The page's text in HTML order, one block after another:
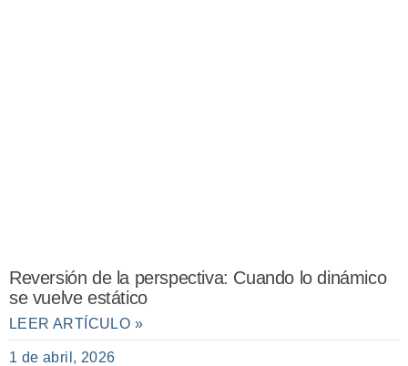
Reversión de la perspectiva: Cuando lo dinámico
se vuelve estático
LEER ARTÍCULO »
1 de abril, 2026